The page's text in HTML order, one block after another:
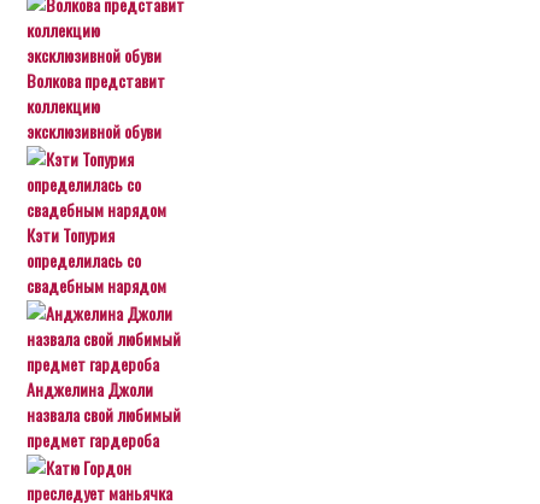
Волкова представит
коллекцию
эксклюзивной обуви
Кэти Топурия
определилась со
свадебным нарядом
Анджелина Джоли
назвала свой любимый
предмет гардероба